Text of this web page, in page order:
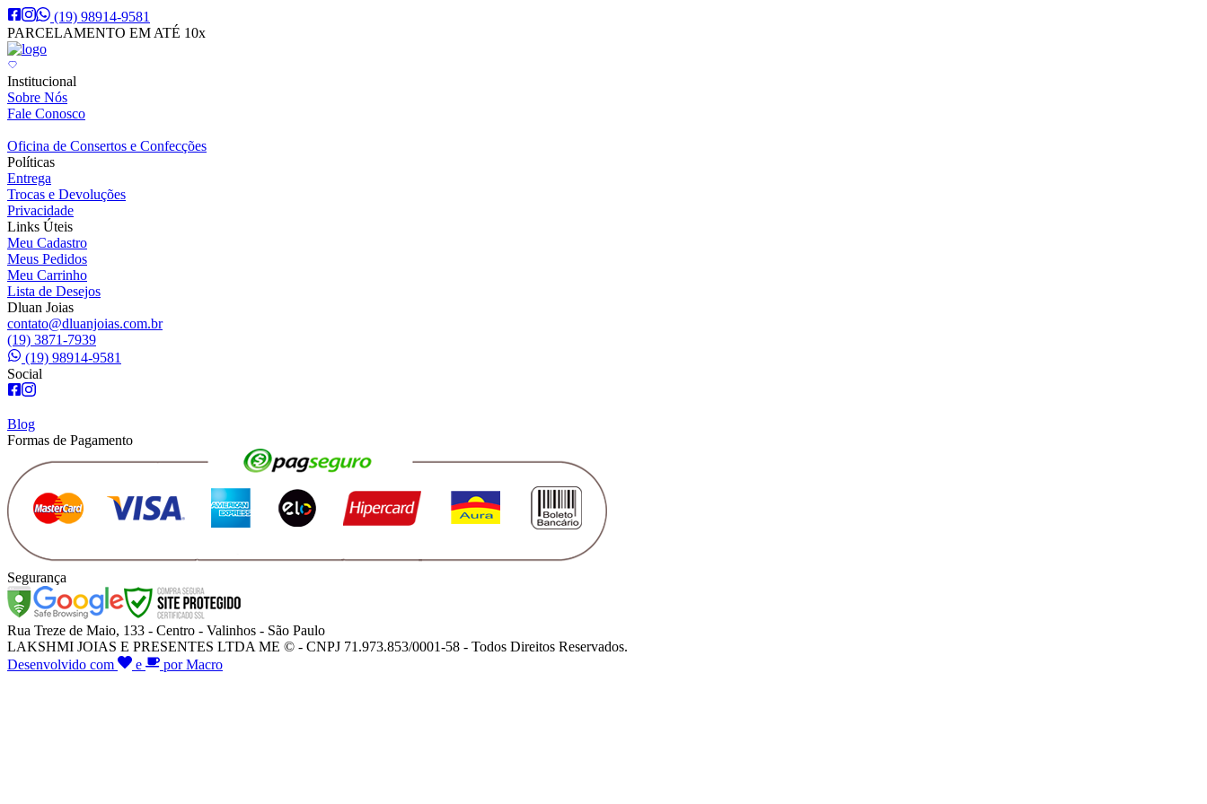
(19) 98914-9581
PARCELAMENTO EM ATÉ 10x
Institucional
Sobre Nós
Fale Conosco
Oficina de Consertos e Confecções
Políticas
Entrega
Trocas e Devoluções
Privacidade
Links Úteis
Meu Cadastro
Meus Pedidos
Meu Carrinho
Lista de Desejos
Dluan Joias
contato@dluanjoias.com.br
(19) 3871-7939
(19) 98914-9581
Social
Blog
Formas de Pagamento
Segurança
Rua Treze de Maio, 133 - Centro - Valinhos - São Paulo
LAKSHMI JOIAS E PRESENTES LTDA ME © - CNPJ 71.973.853/0001-58 - Todos Direitos Reservados.
Desenvolvido com
e por Macro